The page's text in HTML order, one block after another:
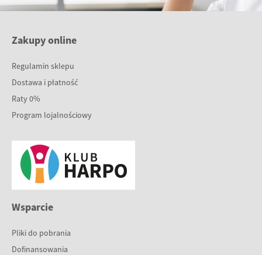
Zakupy online
Regulamin sklepu
Dostawa i płatność
Raty 0%
Program lojalnościowy
Wsparcie
Pliki do pobrania
Dofinansowania